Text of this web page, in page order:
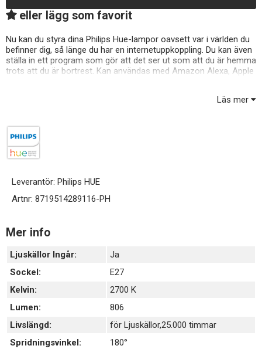
eller lägg som favorit
Nu kan du styra dina Philips Hue-lampor oavsett var i världen du
befinner dig, så länge du har en internetuppkoppling. Du kan även
ställa in ett program som gör att det ser ut som att du är hemma
trots att du är bortrest. Kan användas med Amazon Alexa, Apple
Läs mer
Leverantör: Philips HUE
Artnr: 8719514289116-PH
Mer info
Ljuskällor Ingår:
Ja
Sockel:
E27
Kelvin:
2700 K
Lumen:
806
Livslängd:
för Ljuskällor,25.000 timmar
Spridningsvinkel:
180°